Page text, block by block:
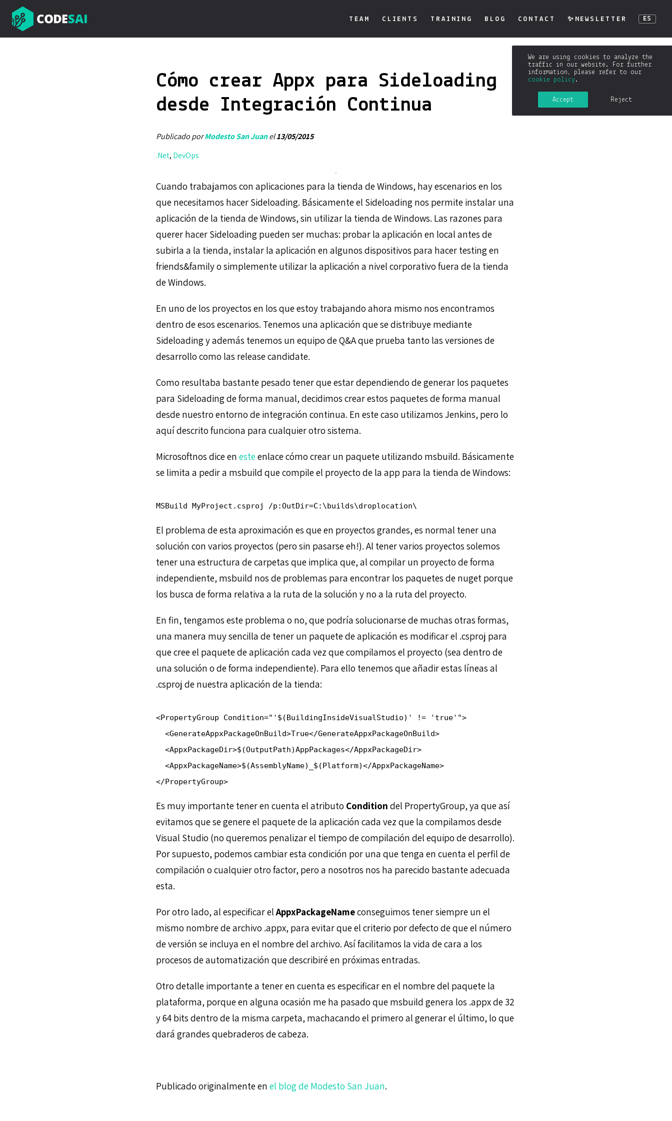
TEAM CLIENTS TRAINING BLOG CONTACT ✨NEWSLETTER ES
We are using cookies to analyze the
traffic in our website. For further
information, please refer to our
cookie policy .
Accept Reject
Cómo crear Appx para Sideloading
desde Integración Continua
Publicado porModesto San Juanel13/05/2015
.Net, DevOps
Cuando trabajamos con aplicaciones para la tienda de Windows, hay escenarios en los
que necesitamos hacer Sideloading. Básicamente el Sideloading nos permite instalar una
aplicación de la tienda de Windows, sin utilizar la tienda de Windows. Las razones para
querer hacer Sideloading pueden ser muchas: probar la aplicación en local antes de
subirla a la tienda, instalar la aplicación en algunos dispositivos para hacer testing en
friends&family o simplemente utilizar la aplicación a nivel corporativo fuera de la tienda
de Windows.
En uno de los proyectos en los que estoy trabajando ahora mismo nos encontramos
dentro de esos escenarios. Tenemos una aplicación que se distribuye mediante
Sideloading y además tenemos un equipo de Q&A que prueba tanto las versiones de
desarrollo como las release candidate.
Como resultaba bastante pesado tener que estar dependiendo de generar los paquetes
para Sideloading de forma manual, decidimos crear estos paquetes de forma manual
desde nuestro entorno de integración continua. En este caso utilizamos Jenkins, pero lo
aquí descrito funciona para cualquier otro sistema.
Microsoftnos dice en esteenlace cómo crear un paquete utilizando msbuild. Básicamente
se limita a pedir a msbuild que compile el proyecto de la app para la tienda de Windows:
MSBuild MyProject.csproj /p:OutDir=C:\builds\droplocation\
El problema de esta aproximación es que en proyectos grandes, es normal tener una
solución con varios proyectos (pero sin pasarse eh!). Al tener varios proyectos solemos
tener una estructura de carpetas que implica que, al compilar un proyecto de forma
independiente, msbuild nos de problemas para encontrar los paquetes de nuget porque
los busca de forma relativa a la ruta de la solución y no a la ruta del proyecto.
En fin, tengamos este problema o no, que podría solucionarse de muchas otras formas,
una manera muy sencilla de tener un paquete de aplicación es modificar el .csproj para
que cree el paquete de aplicación cada vez que compilamos el proyecto (sea dentro de
una solución o de forma independiente). Para ello tenemos que añadir estas líneas al
.csproj de nuestra aplicación de la tienda:
<PropertyGroup Condition="'$(BuildingInsideVisualStudio)' != 'true'">
  <GenerateAppxPackageOnBuild>True</GenerateAppxPackageOnBuild>
  <AppxPackageDir>$(OutputPath)AppPackages</AppxPackageDir>
  <AppxPackageName>$(AssemblyName)_$(Platform)</AppxPackageName>
Es muy importante tener en cuenta el atributo Condition del PropertyGroup, ya que así
evitamos que se genere el paquete de la aplicación cada vez que la compilamos desde
Visual Studio (no queremos penalizar el tiempo de compilación del equipo de desarrollo).
Por supuesto, podemos cambiar esta condición por una que tenga en cuenta el perfil de
compilación o cualquier otro factor, pero a nosotros nos ha parecido bastante adecuada
esta.
Por otro lado, al especificar el AppxPackageNameconseguimos tener siempre un el
mismo nombre de archivo .appx, para evitar que el criterio por defecto de que el número
de versión se incluya en el nombre del archivo. Así facilitamos la vida de cara a los
procesos de automatización que describiré en próximas entradas.
Otro detalle importante a tener en cuenta es especificar en el nombre del paquete la
plataforma, porque en alguna ocasión me ha pasado que msbuild genera los .appx de 32
y 64 bits dentro de la misma carpeta, machacando el primero al generar el último, lo que
dará grandes quebraderos de cabeza.
Publicado originalmente en el blog de Modesto San Juan.